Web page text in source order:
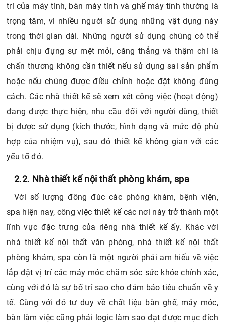
trí của máy tính, bàn máy tính và ghế máy tính thường là
trọng tâm, vì nhiều người sử dụng những vật dụng này
trong thời gian dài. Những người sử dụng chúng có thể
phải chịu đựng sự mệt mỏi, căng thẳng và thậm chí là
chấn thương không cần thiết nếu sử dụng sai sản phẩm
hoặc nếu chúng được điều chỉnh hoặc đặt không đúng
cách. Các nhà thiết kế sẽ xem xét công việc (hoạt động)
đang được thực hiện, nhu cầu đối với người dùng, thiết
bị được sử dụng (kích thước, hình dạng và mức độ phù
hợp của nhiệm vụ), sau đó thiết kế không gian với các
yếu tố đó.
2.2. Nhà thiết kế nội thất phòng khám, spa
Với số lượng đông đúc các phòng khám, bệnh viện,
spa hiện nay, công việc thiết kế các nơi này trở thành một
lĩnh vực đặc trưng của riêng nhà thiết kế ấy. Khác với
nhà thiết kế nội thất văn phòng, nhà thiết kế nội thất
phòng khám, spa còn là một người phải am hiểu về việc
lắp đặt vị trí các máy móc chăm sóc sức khỏe chính xác,
cùng với đó là sự bố trí sao cho đảm bảo tiêu chuẩn về y
tế. Cùng với đó tư duy về chất liệu bàn ghế, máy móc,
bàn làm việc cũng phải logic làm sao đạt được mục đích